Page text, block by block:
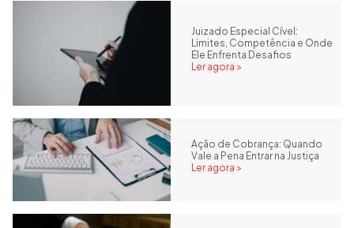
Juizado Especial Cível:
Limites, Competência e Onde
Ele Enfrenta Desafios
Ler agora >
Ação de Cobrança: Quando
Vale a Pena Entrar na Justiça
Ler agora >